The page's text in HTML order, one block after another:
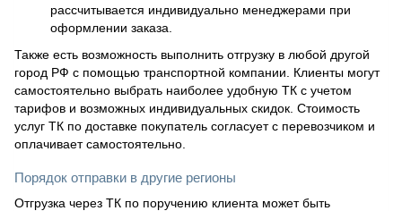
рассчитывается индивидуально менеджерами при
оформлении заказа.
Также есть возможность выполнить отгрузку в любой другой
город РФ с помощью транспортной компании. Клиенты могут
самостоятельно выбрать наиболее удобную ТК с учетом
тарифов и возможных индивидуальных скидок. Стоимость
услуг ТК по доставке покупатель согласует с перевозчиком и
оплачивает самостоятельно.
Порядок отправки в другие регионы
Отгрузка через ТК по поручению клиента может быть